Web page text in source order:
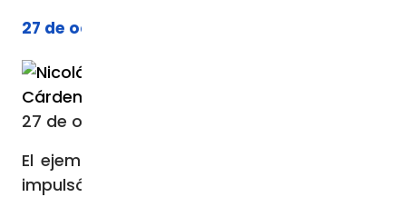
27 de octubre de 2023
27 de octubre de 2023 / 05:54 AM
El ejemplo de las Misioneras de la Caridad
impulsó al P. Ignacio Amorós a abandonar